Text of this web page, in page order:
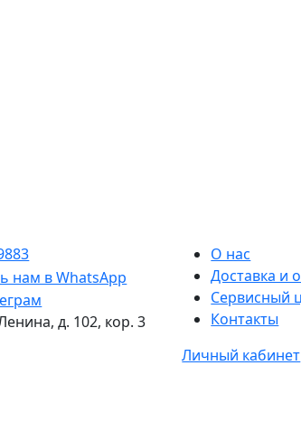
д. 102, кор. 3
О нас
Доставка и
Сервисный
Контакты
Личный кабинет